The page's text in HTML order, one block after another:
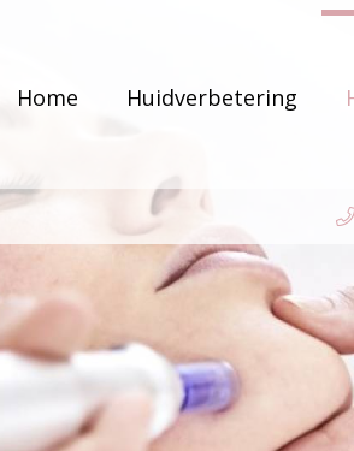
Home Huidverbetering